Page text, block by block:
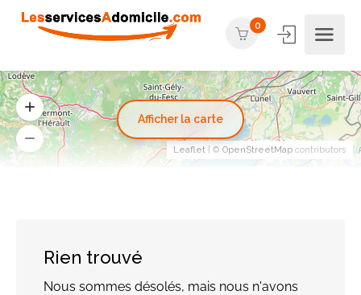
0
Rien trouvé
Nous sommes désolés, mais nous n'avons
Leaflet | © OpenStreetMap contributors
Afficher la carte